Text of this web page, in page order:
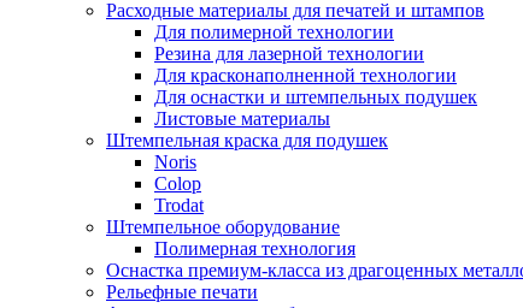
Расходные материалы для печатей и штампов
Для полимерной технологии
Резина для лазерной технологии
Для красконаполненной технологии
Для оснастки и штемпельных подушек
Листовые материалы
Штемпельная краска для подушек
Noris
Colop
Trodat
Штемпельное оборудование
Полимерная технология
Оснастка премиум-класса из драгоценных
Рельефные печати